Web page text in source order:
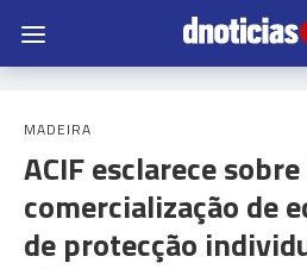
MADEIRA
ACIF esclarece
comercialização de
de protecção